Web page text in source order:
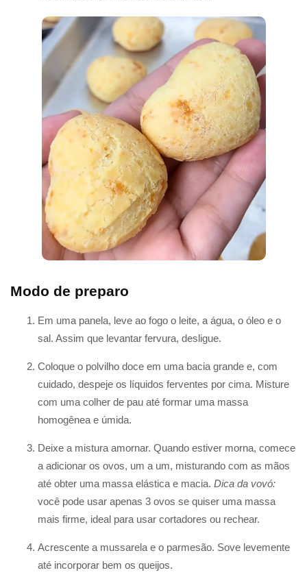
Modo de preparo
Em uma panela, leve ao fogo o leite, a água, o óleo e o
sal. Assim que levantar fervura, desligue.
Coloque o polvilho doce em uma bacia grande e, com
cuidado, despeje os líquidos ferventes por cima. Misture
com uma colher de pau até formar uma massa
homogênea e úmida.
Deixe a mistura amornar. Quando estiver morna, comece
a adicionar os ovos, um a um, misturando com as mãos
até obter uma massa elástica e macia. Dica da vovó:
você pode usar apenas 3 ovos se quiser uma massa
mais firme, ideal para usar cortadores ou rechear.
Acrescente a mussarela e o parmesão. Sove levemente
até incorporar bem os queijos.